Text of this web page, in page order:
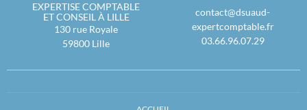
EXPERTISE COMPTABLE
ET CONSEIL À LILLE
130 rue Royale
59800 Lille
contact@dsuaud-
expertcomptable.fr
03.66.96.07.29